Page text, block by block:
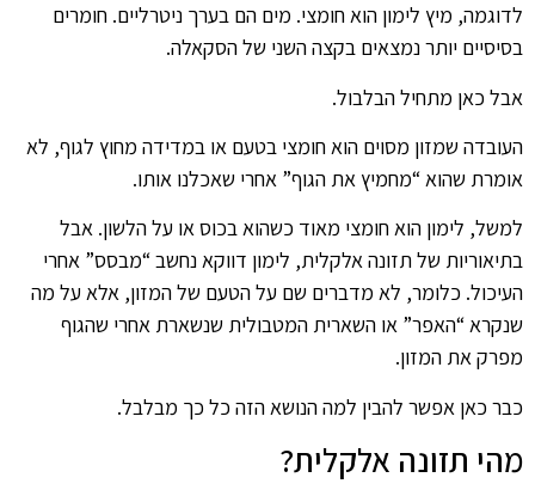
לדוגמה, מיץ לימון הוא חומצי. מים הם בערך ניטרליים. חומרים
בסיסיים יותר נמצאים בקצה השני של הסקאלה.
אבל כאן מתחיל הבלבול.
העובדה שמזון מסוים הוא חומצי בטעם או במדידה מחוץ לגוף, לא
אומרת שהוא “מחמיץ את הגוף” אחרי שאכלנו אותו.
למשל, לימון הוא חומצי מאוד כשהוא בכוס או על הלשון. אבל
בתיאוריות של תזונה אלקלית, לימון דווקא נחשב “מבסס” אחרי
העיכול. כלומר, לא מדברים שם על הטעם של המזון, אלא על מה
שנקרא “האפר” או השארית המטבולית שנשארת אחרי שהגוף
מפרק את המזון.
כבר כאן אפשר להבין למה הנושא הזה כל כך מבלבל.
מהי תזונה אלקלית?